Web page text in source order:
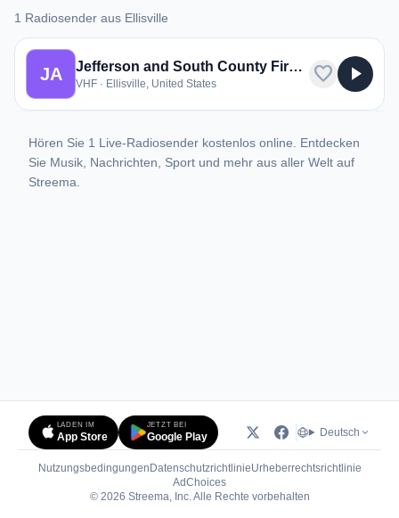
1 Radiosender aus Ellisville
1 Radiosender aus Ellisville
JA Jefferson and South County Fire EMS
VHF · Ellisville, United States favorite play_arrow
Hören Sie 1 Live-Radiosender kostenlos online. Entdecken
Sie Musik, Nachrichten, Sport und mehr aus aller Welt auf
Streema.
LADEN IM
App Store
JETZT BEI
Google Play Deutsch
Nutzungsbedingungen DatenschutzrichtlinieUrheberrechtsrichtlinie
AdChoices(öffnet in neuem Tab)
© 2026 Streema, Inc. Alle Rechte vorbehalten